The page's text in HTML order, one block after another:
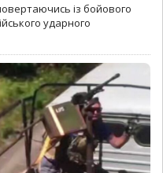
із бойового
ударного